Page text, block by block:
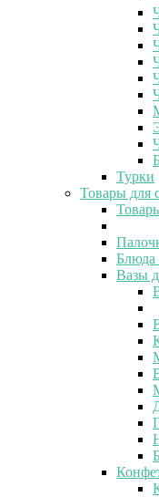
Турки
Товары для
Блюда
Вазы